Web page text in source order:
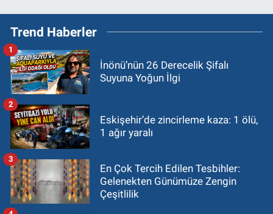
Trend Haberler
İnönü’nün 26 Derecelik Şifalı
Suyuna Yoğun İlgi
1
Eskişehir’de zincirleme kaza: 1 ölü,
1 ağır yaralı
2
En Çok Tercih Edilen Tesbihler:
Gelenekten Günümüze Zengin
Çeşitlilik
3